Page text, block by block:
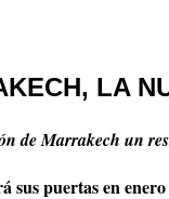
LA
de Marrakech un
puertas en